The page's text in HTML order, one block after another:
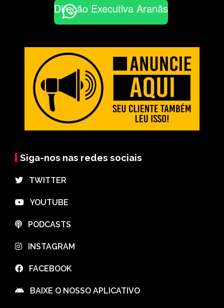
Direção Executiva Aranãs
Siga-nos nas redes sociais
⠀TWITTER
⠀YOUTUBE
⠀PODCASTS
⠀INSTAGRAM
⠀FACEBOOK
⠀BAIXE O NOSSO APLICATIVO